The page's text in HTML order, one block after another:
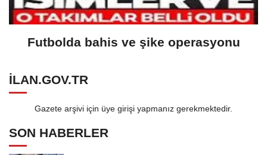
Futbolda bahis ve şike operasyonu
ILAN.GOV.TR
Gazete arşivi için üye girişi yapmanız gerekmektedir.
SON HABERLER